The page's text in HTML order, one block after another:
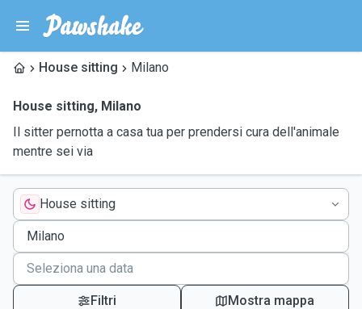
House sitting Milano
House sitting, Milano
Il sitter pernotta a casa tua per prendersi cura dell'animale
mentre sei via
House sitting
Filtri Mostra mappa